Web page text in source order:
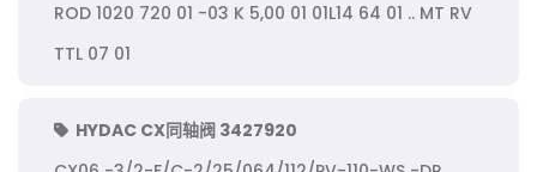
ROD 1020 720 01 -03 K 5,00 01 01L14 64 01 .. MT RV
TTL 07 01
HYDAC CX同轴阀 3427920